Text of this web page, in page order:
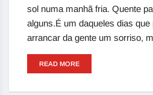
sol numa manhã fria. Quente
alguns.É um daqueles dias
arrancar da gente um sorriso,
READ MORE